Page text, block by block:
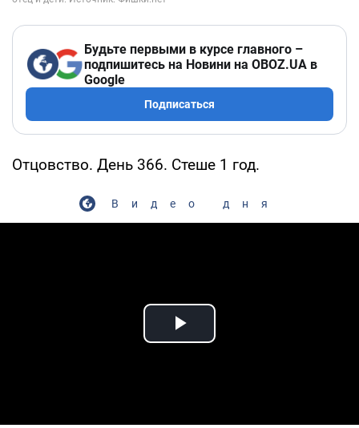
Будьте первыми в курсе главного –
подпишитесь на Новини на OBOZ.UA в
Google
Подписаться
Отцовство. День 366. Стеше 1 год.
Видео дня
Play Video